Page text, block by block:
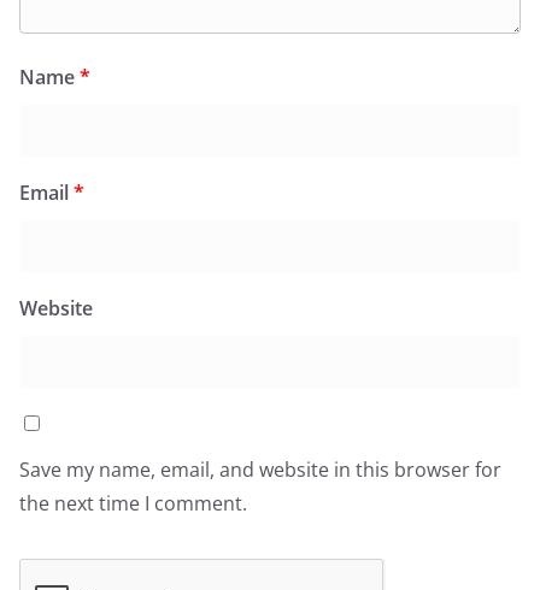
Name*
Email*
Website
Save my name, email, and website in this browser for
the next time I comment.